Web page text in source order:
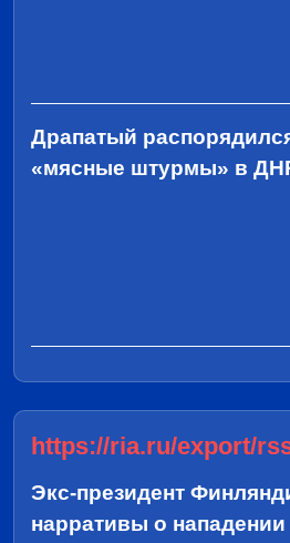
Драпатый
«мясные штурмы» в
https://ria.ru/export/
Экс-президент
нарративы о